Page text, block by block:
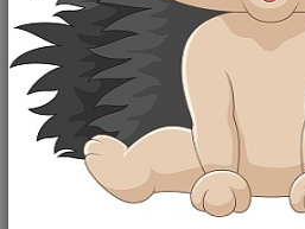
Kategorie blogu
Maminka
Miminko
Štítky blogu